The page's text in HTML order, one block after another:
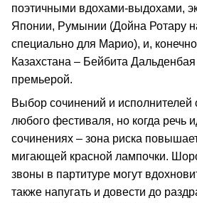
поэтичными вдохами-выдохами,
Японии, Румынии (Дойна Ротару
специально для Марио), и,
Казахстана – Бейбита
премьерой.
Выбор сочинений и исполнителей
любого фестиваля, но когда речь
сочинениях – зона риска
мигающей красной лампочки.
звоны в партитуре могут
также напугать и довести до